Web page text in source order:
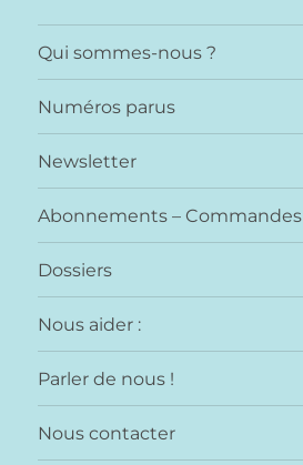
Qui sommes-nous ?
Numéros parus
Newsletter
Abonnements – Commandes
Dossiers
Nous aider :
Parler de nous !
Nous contacter